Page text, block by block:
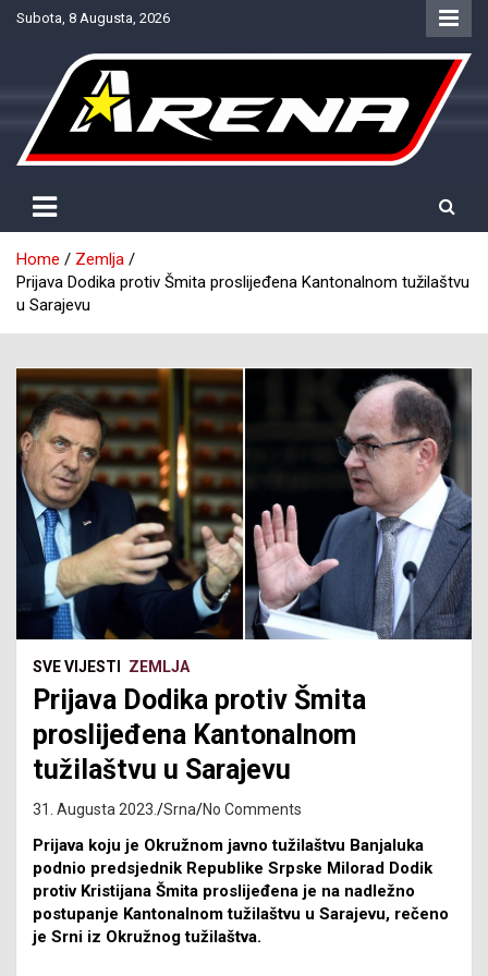
SkipSubota, 8 Augusta, 2026
NTV Arena
Home
Zemlja
Prijava Dodika protiv Šmita proslijeđena Kantonalnom tužilaštvu
u Sarajevu
SVE VIJESTI ZEMLJA
Prijava Dodika protiv Šmita
proslijeđena Kantonalnom
tužilaštvu u Sarajevu
31. Augusta 2023. Srna No Comments
Prijava koju je Okružnom javno tužilaštvu Banjaluka
podnio predsjednik Republike Srpske Milorad Dodik
protiv Kristijana Šmita proslijeđena je na nadležno
postupanje Kantonalnom tužilaštvu u Sarajevu, rečeno
je Srni iz Okružnog tužilaštva.